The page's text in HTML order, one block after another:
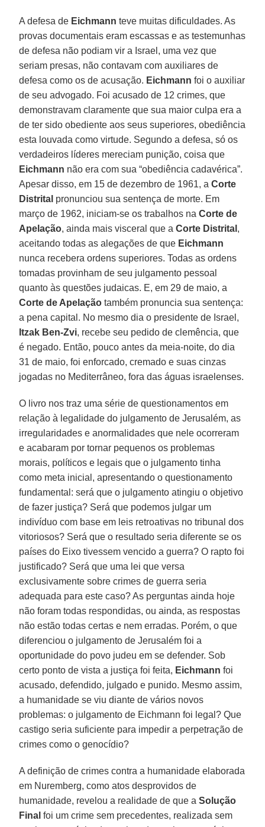
A defesa de Eichmann teve muitas dificuldades. As
provas documentais eram escassas e as testemunhas
de defesa não podiam vir a Israel, uma vez que
seriam presas, não contavam com auxiliares de
defesa como os de acusação. Eichmann foi o auxiliar
de seu advogado. Foi acusado de 12 crimes, que
demonstravam claramente que sua maior culpa era a
de ter sido obediente aos seus superiores, obediência
esta louvada como virtude. Segundo a defesa, só os
verdadeiros líderes mereciam punição, coisa que
Eichmann não era com sua “obediência cadavérica”.
Apesar disso, em 15 de dezembro de 1961, aCorte
Distrital pronunciou sua sentença de morte. Em
março de 1962, iniciam-se os trabalhos naCorte de
Apelação, ainda mais visceral que aCorte Distrital ,
aceitando todas as alegações de que Eichmann
nunca recebera ordens superiores. Todas as ordens
tomadas provinham de seu julgamento pessoal
quanto às questões judaicas. E, em 29 de maio, a
Corte de Apelação também pronuncia sua sentença:
a pena capital. No mesmo dia o presidente de Israel,
Itzak Ben-Zvi, recebe seu pedido de clemência, que
é negado. Então, pouco antes da meia-noite, do dia
31 de maio, foi enforcado, cremado e suas cinzas
jogadas no Mediterrâneo, fora das águas israelenses.
O livro nos traz uma série de questionamentos em
relação à legalidade do julgamento de Jerusalém, as
irregularidades e anormalidades que nele ocorreram
e acabaram por tornar pequenos os problemas
morais, políticos e legais que o julgamento tinha
como meta inicial, apresentando o questionamento
fundamental: será que o julgamento atingiu o objetivo
de fazer justiça? Será que podemos julgar um
indivíduo com base em leis retroativas no tribunal dos
vitoriosos? Será que o resultado seria diferente se os
países do Eixo tivessem vencido a guerra? O rapto foi
justificado? Será que uma lei que versa
exclusivamente sobre crimes de guerra seria
adequada para este caso? As perguntas ainda hoje
não foram todas respondidas, ou ainda, as respostas
não estão todas certas e nem erradas. Porém, o que
diferenciou o julgamento de Jerusalém foi a
oportunidade do povo judeu em se defender. Sob
certo ponto de vista a justiça foi feita, Eichmann foi
acusado, defendido, julgado e punido. Mesmo assim,
a humanidade se viu diante de vários novos
problemas: o julgamento de Eichmann foi legal? Que
castigo seria suficiente para impedir a perpetração de
crimes como o genocídio?
A definição de crimes contra a humanidade elaborada
em Nuremberg, como atos desprovidos de
humanidade, revelou a realidade de que aSolução
Final foi um crime sem precedentes, realizada sem